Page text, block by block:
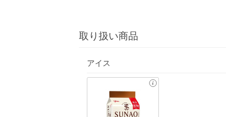
取り扱い商品
アイス